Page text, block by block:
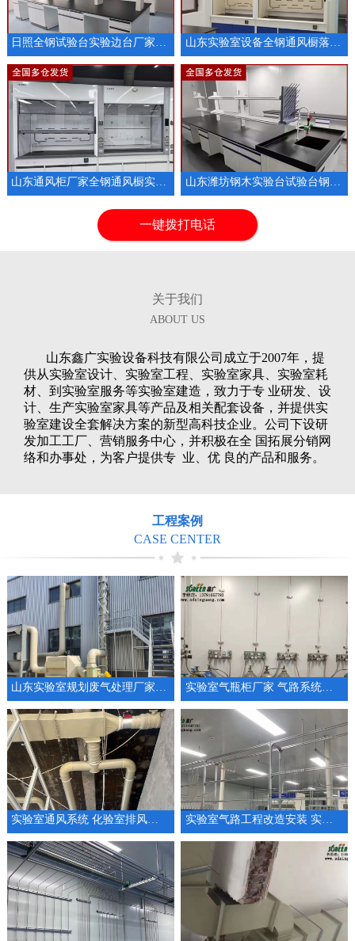
1 3
日照全钢试验台实验边台厂家定制 山东实验室设备全钢通风橱落地通风柜厂家
一键拨打电话
关于我们
ABOUT US
山东鑫广实验设备科技有限公司成立于2007年，提
供从实验室设计、实验室工程、实验室家具、实验室耗
材、到实验室服务等实验室建造，致力于专 业研发、设
计、生产实验室家具等产品及相关配套设备，并提供实
验室建设全套解决方案的新型高科技企业。公司下设研
发加工工厂、营销服务中心，并积极在全 国拓展分销网
络和办事处，为客户提供专 业、优 良的产品和服务。
工程案例
CASE CENTER
实验室气瓶柜厂家 气路系统工程供气系统设计
实验室通风系统 化验室排风系统整体规划设计 实验室气路工程改造安装 实验室管道厂家